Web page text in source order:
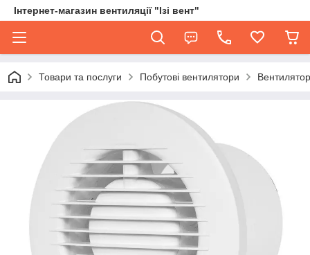
Інтернет-магазин вентиляції "Ізі вент"
Товари та послуги Побутові вентилятори